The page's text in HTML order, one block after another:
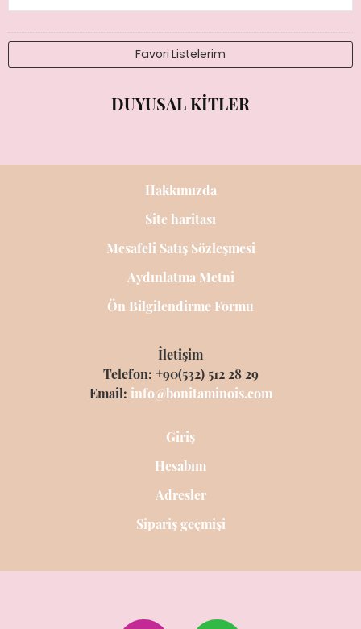
Favori Listelerim
DUYUSAL KITLER
Hakkımızda
Site haritası
Mesafeli Satış Sözleşmesi
Aydınlatma Metni
Ön Bilgilendirme Formu
İletişim
Telefon: +90(532) 512 28 29
Email: info@bonitaminois.com
Giriş
Hesabım
Adresler
Sipariş geçmişi